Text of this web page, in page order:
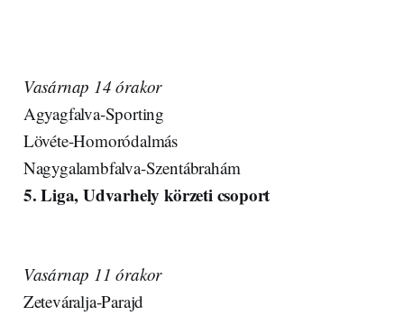
Vasárnap 14 órakor
Agyagfalva-Sporting
Lövéte-Homoródalmás
Nagygalambfalva-Szentábrahám
5. Liga, Udvarhely körzeti csoport
Vasárnap 11 órakor
Zeteváralja-Parajd